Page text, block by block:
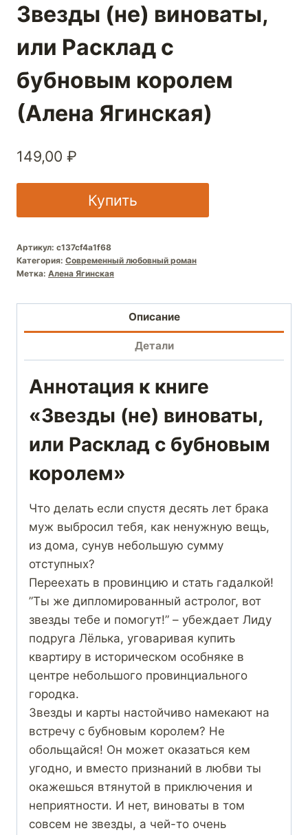
Звезды (не) виноваты,
или Расклад с
бубновым королем
(Алена Ягинская)
149,00 ₽
Купить
Артикул: c137cf4a1f68
Категория: Современный любовный роман
Метка: Алена Ягинская
Описание
Детали
Аннотация к книге
«Звезды (не) виноваты,
или Расклад с бубновым
королем»
Что делать если спустя десять лет брака
муж выбросил тебя, как ненужную вещь,
из дома, сунув небольшую сумму
отступных?
Переехать в провинцию и стать гадалкой!
”Ты же дипломированный астролог, вот
звезды тебе и помогут!” – убеждает Лиду
подруга Лёлька, уговаривая купить
квартиру в историческом особняке в
центре небольшого провинциального
городка.
Звезды и карты настойчиво намекают на
встречу с бубновым королем? Не
обольщайся! Он может оказаться кем
угодно, и вместо признаний в любви ты
окажешься втянутой в приключения и
неприятности. И нет, виноваты в том
совсем не звезды, а чей-то очень